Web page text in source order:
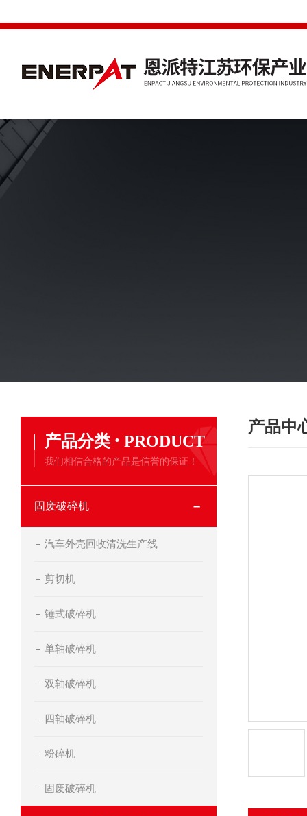
产品分类 · PRODUCT
我们相信合格的产品是信誉的保证！
固废破碎机
汽车外壳回收清洗生产线
剪切机
锤式破碎机
单轴破碎机
双轴破碎机
四轴破碎机
粉碎机
固废破碎机
产品中